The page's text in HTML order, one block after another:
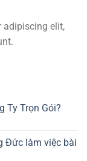
adipiscing elit,
Ty Trọn Gói?
Đức làm việc bài